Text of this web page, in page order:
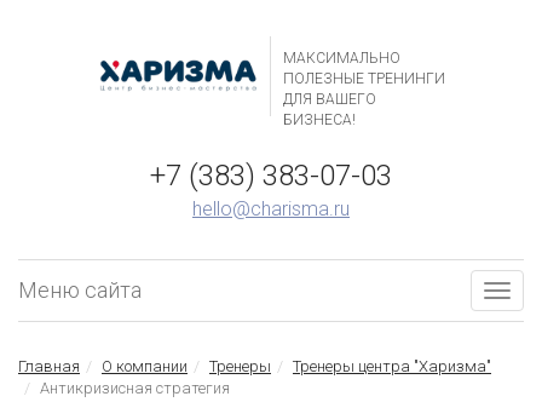
МАКСИМАЛЬНО
ПОЛЕЗНЫЕ ТРЕНИНГИ
ДЛЯ ВАШЕГО
БИЗНЕСА!
+7 (383) 383-07-03
hello@charisma.ru
Меню сайта
Главная О компании Тренеры
Тренеры центра "Харизма"
Антикризисная стратегия